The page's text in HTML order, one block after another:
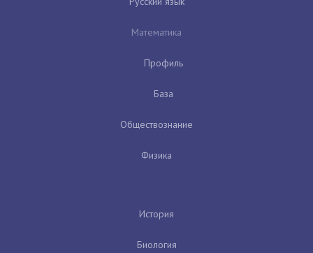
Математика
Профиль
База
Обществознание
Физика
История
Биология